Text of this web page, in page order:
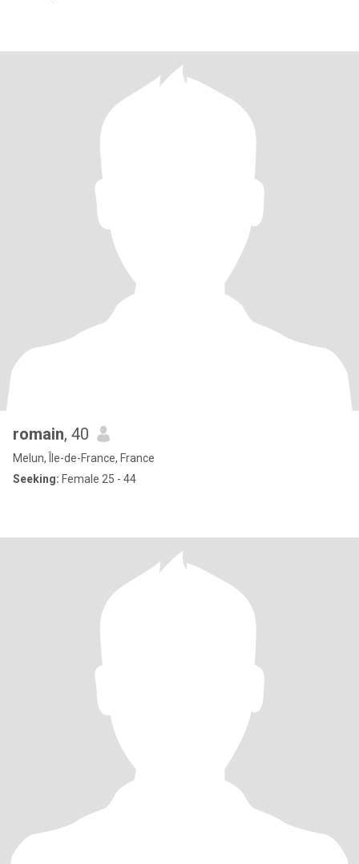
romain, 40
Melun, Île-de-France, France
Seeking: Female 25 - 44